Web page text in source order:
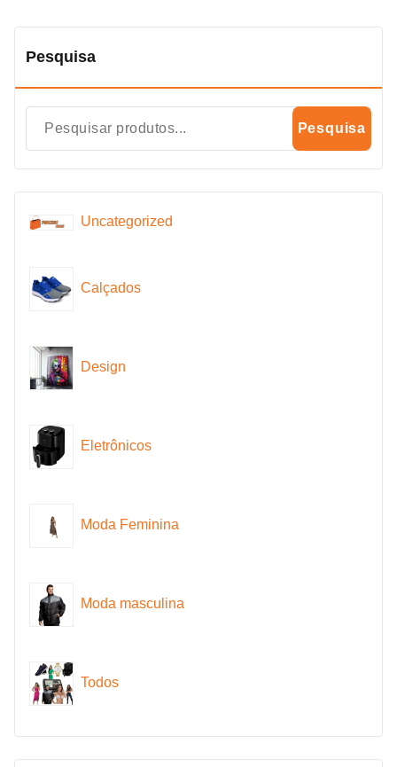
Pesquisa
Pesquisa
Uncategorized
Calçados
Design
Eletrônicos
Moda Feminina
Moda masculina
Todos